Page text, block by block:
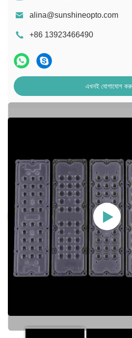
alina@sunshineopto.com
+86 13923466490
এখনই যোগাযোগ